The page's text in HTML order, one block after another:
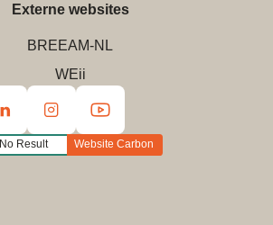
Externe websites
BREEAM-NL
WEii
No Result Website Carbon